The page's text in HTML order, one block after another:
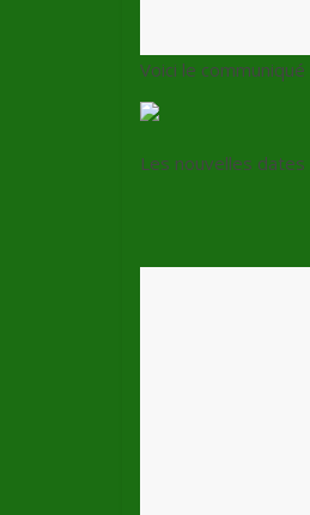
Voici le
Les nouvelles